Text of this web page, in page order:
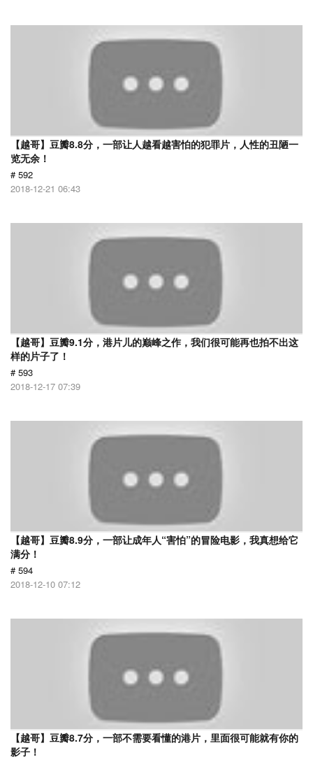
【越哥】豆瓣8.8分，一部让人越看越害怕的犯罪片，人性的丑陋一
览无余！
# 592
2018-12-21 06:43
【越哥】豆瓣9.1分，港片儿的巅峰之作，我们很可能再也拍不出这
样的片子了！
# 593
2018-12-17 07:39
【越哥】豆瓣8.9分，一部让成年人“害怕”的冒险电影，我真想给它
满分！
# 594
2018-12-10 07:12
【越哥】豆瓣8.7分，一部不需要看懂的港片，里面很可能就有你的
影子！